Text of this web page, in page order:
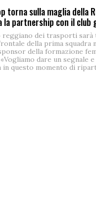
torna sulla maglia della
la partnership con il club
reggiano dei trasporti sarà
della prima squadra
della formazione
dare un segnale
questo momento di